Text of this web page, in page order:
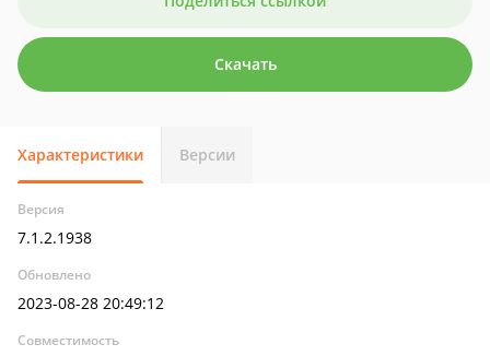
Скачать
Характеристики Версии
Версия
7.1.2.1938
Обновлено
2023-08-28 20:49:12
Совместимость